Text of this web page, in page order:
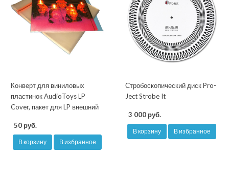
Конверт для виниловых
пластинок AudioToys LP
Cover, пакет для LP внешний
50 руб.
В корзину В избранное
Стробоскопический диск Pro-
Ject Strobe It
3 000 руб.
В корзину В избранное